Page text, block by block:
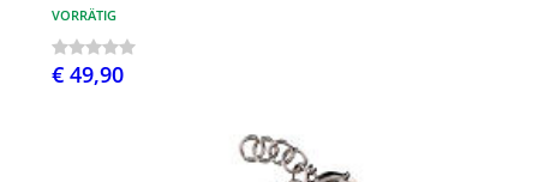
VORRÄTIG
€ 49,90